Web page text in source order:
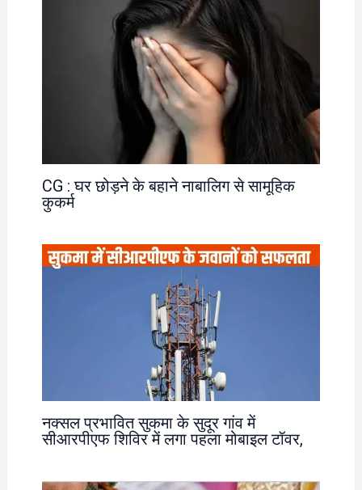
CG : घर छोड़ने के बहाने नाबालिग से सामूहिक
कुकर्म
नक्सल प्रभावित सुकमा के सुदूर गांव में
सीआरपीएफ शिविर में लगा पहला मोबाइल टॉवर,